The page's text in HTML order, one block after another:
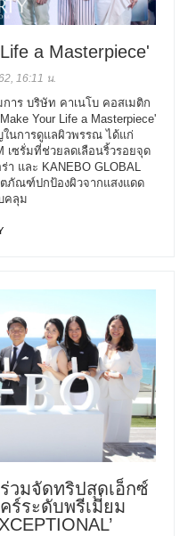
a Masterpiece'
16:11 น.
าร บริษัท คาเนโบ คอสเมติก
Your Life a Masterpiece'
นการดูแลผิวพรรณ ได้แก่
เซรั่มที่ช่วยลดเลือนริ้วรอยจุด
า และ KANEBO GLOBAL
ตภัณฑ์ปกป้องผิวจากแสงแดด
คลุม
วมจัดทริปสุดเอ็กซ์
ร์ระดับพรีเมี่ยม